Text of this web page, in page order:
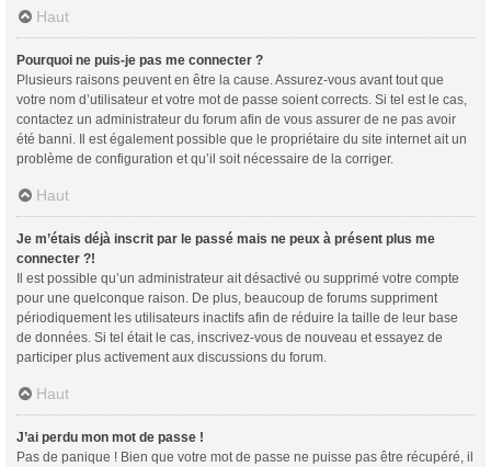
Haut
Pourquoi ne puis-je pas me connecter ?
Plusieurs raisons peuvent en être la cause. Assurez-vous avant tout que
votre nom d’utilisateur et votre mot de passe soient corrects. Si tel est le cas,
contactez un administrateur du forum afin de vous assurer de ne pas avoir
été banni. Il est également possible que le propriétaire du site internet ait un
problème de configuration et qu’il soit nécessaire de la corriger.
Haut
Je m’étais déjà inscrit par le passé mais ne peux à présent plus me
connecter ?!
Il est possible qu’un administrateur ait désactivé ou supprimé votre compte
pour une quelconque raison. De plus, beaucoup de forums suppriment
périodiquement les utilisateurs inactifs afin de réduire la taille de leur base
de données. Si tel était le cas, inscrivez-vous de nouveau et essayez de
participer plus activement aux discussions du forum.
Haut
J’ai perdu mon mot de passe !
Pas de panique ! Bien que votre mot de passe ne puisse pas être récupéré, il